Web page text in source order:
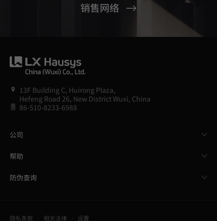
销售网络
13F Building C, Huirong Plaza,
Hefeng Road 26, New District Wuxi, China
86-510-8233-6988
公司
帮助
防伪查询
隐私条款 相关法律 设置